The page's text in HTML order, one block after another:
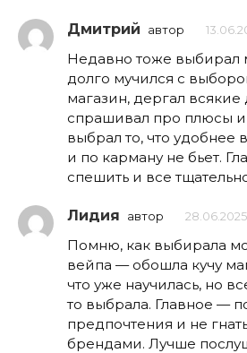
Дмитрий автор
Недавно тоже выбирал
долго мучился с
магазин, дергал
спрашивал про плюсы и
выбрал то, что удобнее
и по карману не бьет.
спешить и все
Лидия автор 28.06.2025
Помню, как выбирала
вейпа — обошла кучу
что уже научилась, но
то выбрала. Главное —
предпочтения и не
брендами. Лучше